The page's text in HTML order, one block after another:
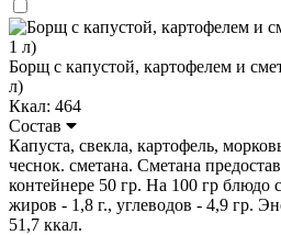
Борщ с капустой, картофелем и
л)
Ккал: 464
Состав
Капуста, свекла, картофель,
чеснок. сметана. Сметана
контейнере 50 гр. На 100 гр блюдо
жиров - 1,8 г., углеводов - 4,9 гр.
51,7 ккал.